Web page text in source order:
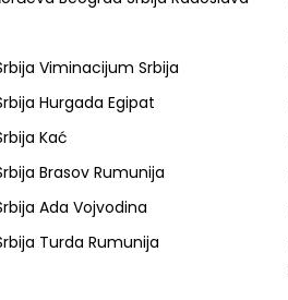
Viminacijum Srbija
Hurgada Egipat
Kać
Brasov Rumunija
Ada Vojvodina
Turda Rumunija